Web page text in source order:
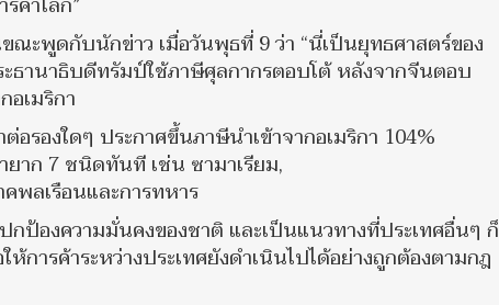
ะพูดกับนักข่าว เมื่อวันพุธที่ 9 ว่า “นี่เป็นยุทธศาสตร์ของ
ธานาธิบดีทรัมป์ใช้ภาษีศุลกากรตอบโต้ หลังจากจีนตอบ
เมริกา
รองใดๆ ประกาศขึ้นภาษีนำเข้าจากอเมริกา 104%
าก 7 ชนิดทันที เช่น ซามาเรียม,
พลเรือนและการทหาร
ป้องความมั่นคงของชาติ และเป็นแนวทางที่ประเทศอื่นๆ ก็
ารค้าระหว่างประเทศยังดำเนินไปได้อย่างถูกต้องตามกฎ